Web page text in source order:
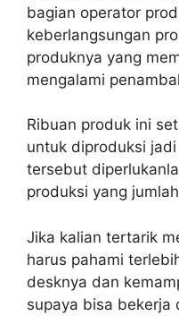
bagian operator
keberlangsungan
produknya yang
mengalami
Ribuan produk ini
untuk diproduksi
tersebut
produksi yang
Jika kalian tertarik
harus pahami
desknya dan
supaya bisa bekerja